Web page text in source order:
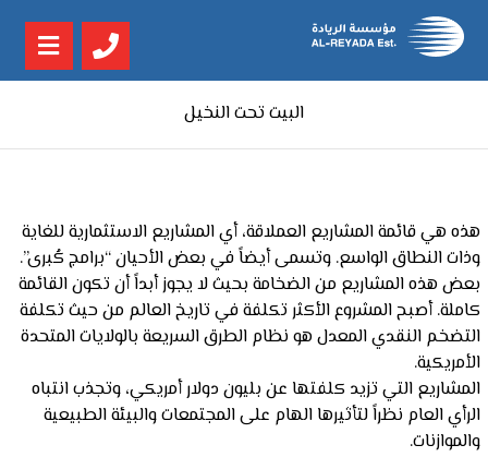
البيت تحت النخيل
هذه هي قائمة المشاريع العملاقة، أي المشاريع الاستثمارية للغاية
وذات النطاق الواسع. وتسمى أيضاً في بعض الأحيان “برامج كُبرى”.
بعض هذه المشاريع من الضخامة بحيث لا يجوز أبداً أن تكون القائمة
كاملة. أصبح المشروع الأكثر تكلفة في تاريخ العالم من حيث تكلفة
التضخم النقدي المعدل هو نظام الطرق السريعة بالولايات المتحدة
الأمريكية.
المشاريع التي تزيد كلفتها عن بليون دولار أمريكي، وتجذب انتباه
الرأي العام نظراً لتأثيرها الهام على المجتمعات والبيئة الطبيعية
والموازنات.